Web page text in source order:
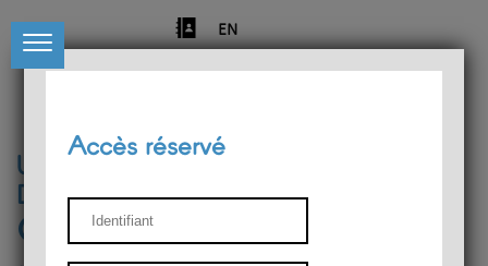
EN
Université de Liège
Département de philosophie
Centre de recherches
Accès réservé